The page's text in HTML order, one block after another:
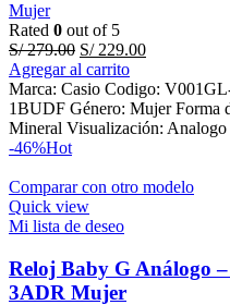
Mujer
Rated 0 out of 5
S/279.00 Original
price
was:
S/ 279.00.
S/229.00Current
is:
S/ 229.00.
Agregar al carrito
Marca: Casio Codigo:
1BUDF Género: Mujer Forma
Mineral Visualización:
-46%Hot
Comparar con otro modelo
Quick view
Mi lista de deseo
Reloj Baby G Análogo
3ADR Mujer